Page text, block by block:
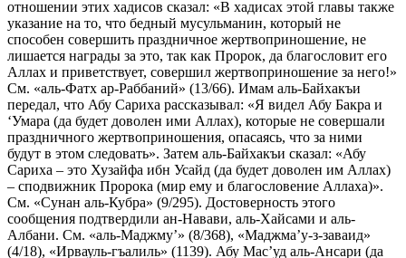
отношении этих хадисов сказал: «В хадисах этой главы также
указание на то, что бедный мусульманин, который не
способен совершить праздничное жертвоприношение, не
лишается награды за это, так как Пророк, да благословит его
Аллах и приветствует, совершил жертвоприношение за него!»
См. «аль-Фатх ар-Раббаний» (13/66). Имам аль-Байхакъи
передал, что Абу Сариха рассказывал: «Я видел Абу Бакра и
‘Умара (да будет доволен ими Аллах), которые не совершали
праздничного жертвоприношения, опасаясь, что за ними
будут в этом следовать». Затем аль-Байхакъи сказал: «Абу
Сариха – это Хузайфа ибн Усайд (да будет доволен им Аллах)
– сподвижник Пророка (мир ему и благословение Аллаха)».
См. «Сунан аль-Кубра» (9/295). Достоверность этого
сообщения подтвердили ан-Навави, аль-Хайсами и аль-
Албани. См. «аль-Маджму’» (8/368), «Маджма’у-з-заваид»
(4/18), «Ирвауль-гъалиль» (1139). Абу Мас’уд аль-Ансари (да